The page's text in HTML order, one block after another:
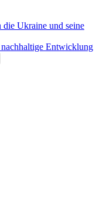
die Ukraine und seine
Entwicklung